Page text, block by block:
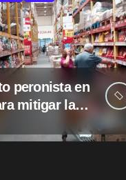
peronista en
mitigar la